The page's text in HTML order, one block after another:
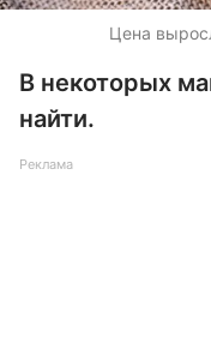
Цена
В некоторых
найти.
Реклама